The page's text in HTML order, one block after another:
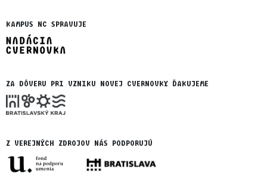
KAMPUS NC SPRAVUJE
ZA DÔVERU PRI VZNIKU NOVEJ CVERNOVKY ĎAKUJEME
Z VEREJNÝCH ZDROJOV NÁS PODPORUJÚ